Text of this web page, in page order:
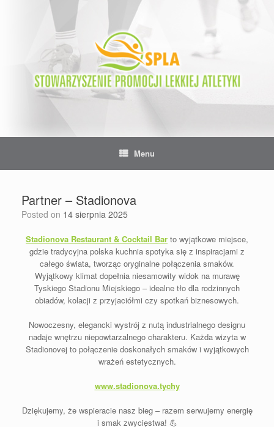
Menu
Partner – Stadionova
Posted on 14 sierpnia 2025
Stadionova Restaurant & Cocktail Bar to wyjątkowe miejsce,
gdzie tradycyjna polska kuchnia spotyka się z inspiracjami z
całego świata, tworząc oryginalne połączenia smaków.
Wyjątkowy klimat dopełnia niesamowity widok na murawę
Tyskiego Stadionu Miejskiego – idealne tło dla rodzinnych
obiadów, kolacji z przyjaciółmi czy spotkań biznesowych.
Nowoczesny, elegancki wystrój z nutą industrialnego designu
nadaje wnętrzu niepowtarzalnego charakteru. Każda wizyta w
Stadionovej to połączenie doskonałych smaków i wyjątkowych
wrażeń estetycznych.
www.stadionova.tychy
Dziękujemy, że wspieracie nasz bieg – razem serwujemy energię
i smak zwycięstwa! 💪